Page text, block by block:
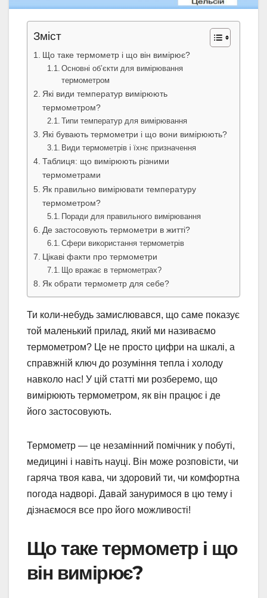
Зміст
Що таке термометр і що він вимірює?
Основні об’єкти для вимірювання
термометром
Які види температур вимірюють
термометром?
Типи температур для вимірювання
Які бувають термометри і що вони вимірюють?
Види термометрів і їхнє призначення
Таблиця: що вимірюють різними
термометрами
Як правильно вимірювати температуру
термометром?
Поради для правильного вимірювання
Де застосовують термометри в житті?
Сфери використання термометрів
Цікаві факти про термометри
Що вражає в термометрах?
Як обрати термометр для себе?
Ти коли-небудь замислювався, що саме показує
той маленький прилад, який ми називаємо
термометром? Це не просто цифри на шкалі, а
справжній ключ до розуміння тепла і холоду
навколо нас! У цій статті ми розберемо, що
вимірюють термометром, як він працює і де
його застосовують.
Термометр — це незамінний помічник у побуті,
медицині і навіть науці. Він може розповісти, чи
гаряча твоя кава, чи здоровий ти, чи комфортна
погода надворі. Давай зануримося в цю тему і
дізнаємося все про його можливості!
Що таке термометр і що
він вимірює?